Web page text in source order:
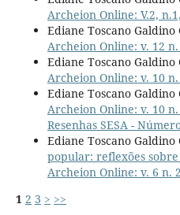
Archeion Online: V.2,
Ediane Toscano Galdino
Archeion Online: v. 12
Ediane Toscano Galdino
Archeion Online: v. 10
Ediane Toscano Galdino
Archeion Online: v. 10
Resenhas SESA -
Ediane Toscano Galdino
popular: reflexões
Archeion Online: v. 6 n.
1 2 3 > >>